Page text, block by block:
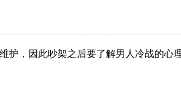
，因此吵架之后要了解男人冷战的心